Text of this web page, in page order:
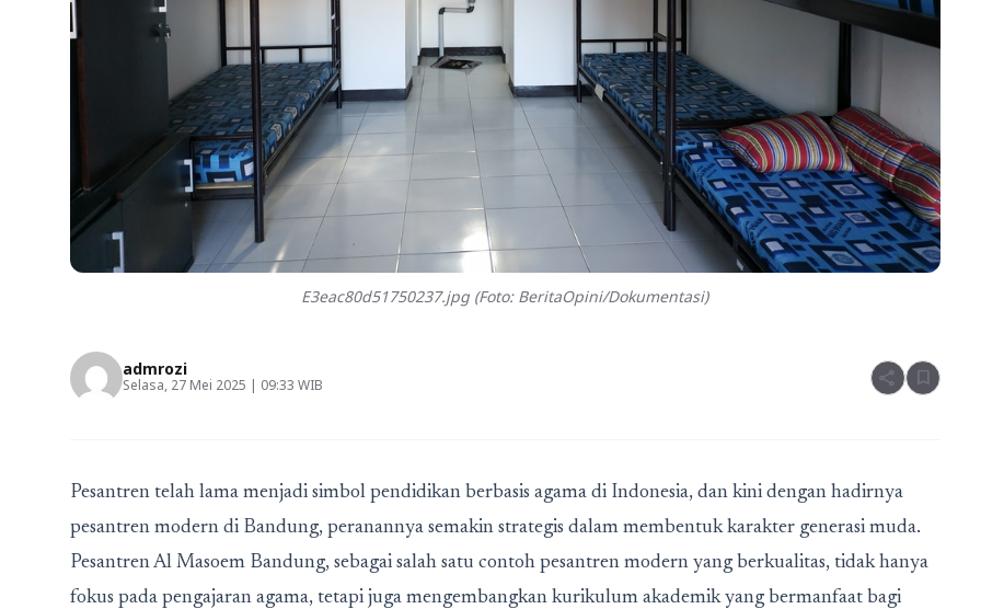
E3eac80d51750237.jpg (Foto: BeritaOpini/Dokumentasi)
admrozi
Selasa, 27 Mei 2025 | 09:33 WIB share bookmark
Pesantren telah lama menjadi simbol pendidikan berbasis agama di Indonesia, dan kini dengan hadirnya
pesantren modern di Bandung, peranannya semakin strategis dalam membentuk karakter generasi muda.
Pesantren Al Masoem Bandung, sebagai salah satu contoh pesantren modern yang berkualitas, tidak hanya
fokus pada pengajaran agama, tetapi juga mengembangkan kurikulum akademik yang bermanfaat bagi